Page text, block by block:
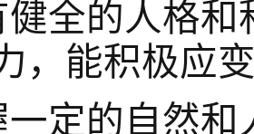
健全的人格
，能积极应
一定的自然